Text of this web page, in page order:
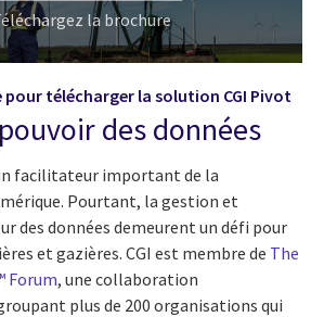
la brochure
pour télécharger la solution CGI Pivot
des données
facilitateur important de la
Pourtant, la gestion et
des données demeurent un défi pour
et gazières. CGI est membre de The
Forum, une collaboration
plus de 200 organisations qui